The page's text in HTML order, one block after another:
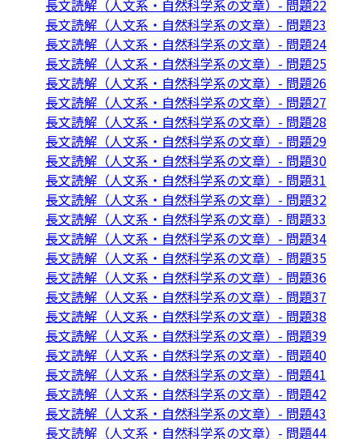
長文読解（人文系・自然科学系の文章）- 問題22
長文読解（人文系・自然科学系の文章）- 問題23
長文読解（人文系・自然科学系の文章）- 問題24
長文読解（人文系・自然科学系の文章）- 問題25
長文読解（人文系・自然科学系の文章）- 問題26
長文読解（人文系・自然科学系の文章）- 問題27
長文読解（人文系・自然科学系の文章）- 問題28
長文読解（人文系・自然科学系の文章）- 問題29
長文読解（人文系・自然科学系の文章）- 問題30
長文読解（人文系・自然科学系の文章）- 問題31
長文読解（人文系・自然科学系の文章）- 問題32
長文読解（人文系・自然科学系の文章）- 問題33
長文読解（人文系・自然科学系の文章）- 問題34
長文読解（人文系・自然科学系の文章）- 問題35
長文読解（人文系・自然科学系の文章）- 問題36
長文読解（人文系・自然科学系の文章）- 問題37
長文読解（人文系・自然科学系の文章）- 問題38
長文読解（人文系・自然科学系の文章）- 問題39
長文読解（人文系・自然科学系の文章）- 問題40
長文読解（人文系・自然科学系の文章）- 問題41
長文読解（人文系・自然科学系の文章）- 問題42
長文読解（人文系・自然科学系の文章）- 問題43
長文読解（人文系・自然科学系の文章）- 問題44